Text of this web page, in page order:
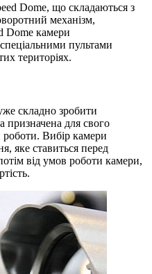
​​Dome, що складаються з
механізм,
​​Dome камери
пультами
територіях.
складно зробити
призначена для свого
роботи. Вибір камери
яке ставиться перед
від умов роботи камери,